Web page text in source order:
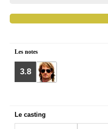
Les notes
3.8
Le casting